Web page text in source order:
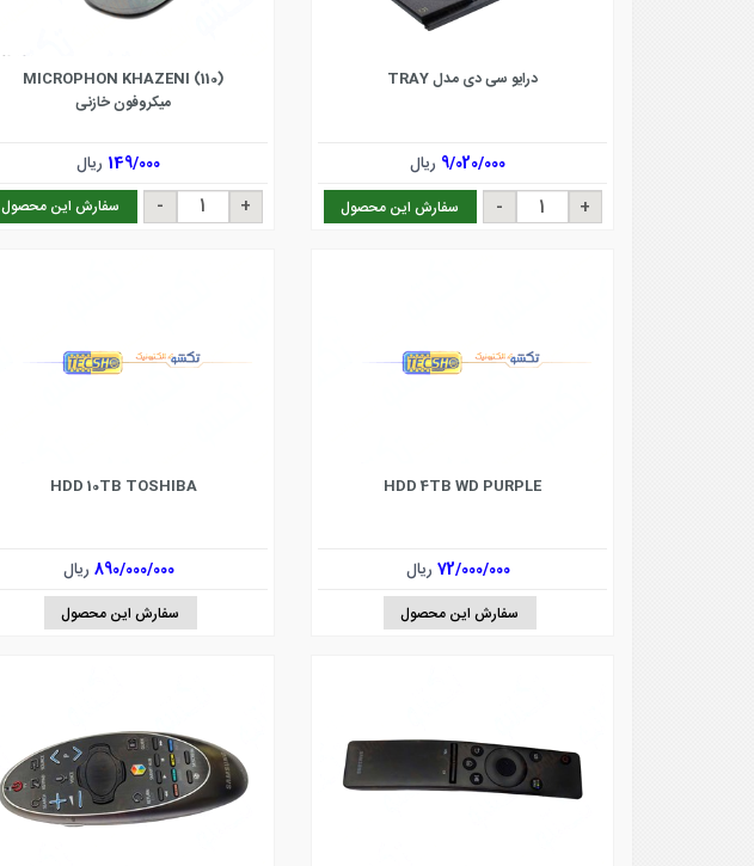
درایو سی دی مدل TRAY
9/020/000 ریال
سفارش این محصول
MICROPHON KHAZENI (110)
میکروفون خازنی
149/000 ریال
سفارش این محصول
HDD 4TB WD PURPLE
72/000/000 ریال
سفارش این محصول
HDD 10TB TOSHIBA
890/000/000 ریال
سفارش این محصول